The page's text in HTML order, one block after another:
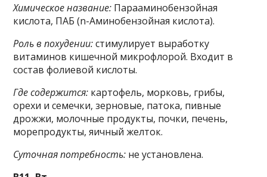
Химическое название: Парааминобензойная
кислота, ПАБ (n-Аминобензойная кислота).
Роль в похудении:стимулирует выработку
витаминов кишечной микрофлорой. Входит в
состав фолиевой кислоты.
Где содержится: картофель, морковь, грибы,
орехи и семечки, зерновые, патока, пивные
дрожжи, молочные продукты, почки, печень,
морепродукты, яичный желток.
Суточная потребность: не установлена.